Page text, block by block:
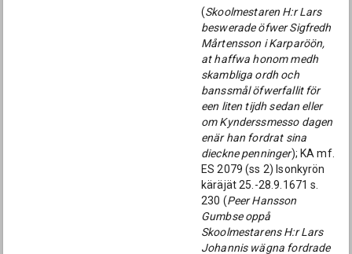
(Skoolmestaren H:r Lars
beswerade öfwer Sigfredh
Mårtensson i Karparöön,
at haffwa honom medh
skambliga ordh och
banssmål öfwerfallit för
een liten tijdh sedan eller
om Kynderssmesso dagen
enär han fordrat sina
dieckne penninger); KA mf.
ES 2079 (ss 2) Isonkyrön
käräjät 25.-28.9.1671 s.
230 (Peer Hansson
Gumbse oppå
Skoolmestarens H:r Lars
Johannis wägna fordrade